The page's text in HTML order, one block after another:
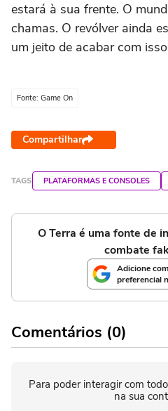
estará à sua frente. O
chamas. O revólver ainda
um jeito de acabar com
Fonte: Game On
Compartilhar
TAGS PLATAFORMAS E CONSOLES
O Terra é uma fonte de
combate
Adicione
preferencial
Comentários (0)
Para poder interagir com
na sua